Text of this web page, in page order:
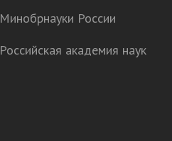
Минобрнауки России
Российская академия наук